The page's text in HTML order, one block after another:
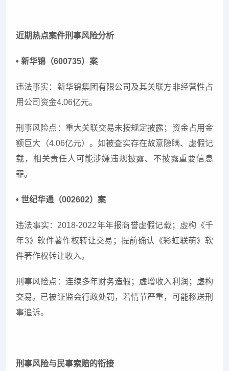
近期热点案件刑事风险分析
• 新华锦（600735）案
违法事实：新华锦集团有限公司及其关联方非经营性占
用公司资金4.06亿元。
刑事风险点：重大关联交易未按规定披露；资金占用金
额巨大（4.06亿元）。如被查实存在故意隐瞒、虚假记
载，相关责任人可能涉嫌违规披露、不披露重要信息
罪。
• 世纪华通（002602）案
违法事实：2018-2022年年报商誉虚假记载；虚构《千
年3》软件著作权转让交易；提前确认《彩虹联萌》软
件著作权转让收入。
刑事风险点：连续多年财务造假；虚增收入利润；虚构
交易。已被证监会行政处罚，若情节严重，可能移送刑
事追诉。
刑事风险与民事索赔的衔接